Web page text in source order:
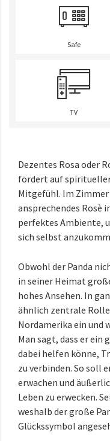
Safe
TV
Dezentes Rosa oder
fördert auf spiritueller
Mitgefühl. Im
ansprechendes Rosè
perfektes Ambiente,
sich selbst
Obwohl der Panda
in seiner Heimat
hohes Ansehen. In
ähnlich zentrale Rolle
Nordamerika ein und
Man sagt, dass er ein
dabei helfen könne,
zu verbinden. So soll
erwachen und
Leben zu erwecken.
weshalb der große
Glückssymbol